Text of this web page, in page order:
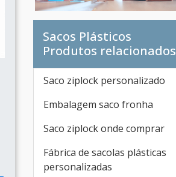
Sacos Plásticos
Produtos relacionados
Saco ziplock personalizado
Embalagem saco fronha
Saco ziplock onde comprar
Fábrica de sacolas plásticas
personalizadas